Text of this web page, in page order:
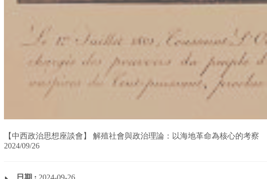
【中西政治思想座談會】 解殖社會與政治理論：以海地革命為核心的考察
2024/09/26